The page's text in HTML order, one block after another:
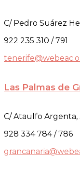
C/ Pedro Suárez
922 235 310 / 791
Las Palmas de
C/ Ataulfo Argenta,
928 334 784 / 786